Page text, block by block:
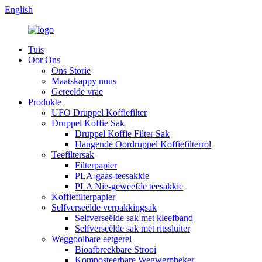
English
Tuis
Oor Ons
Ons Storie
Maatskappy nuus
Gereelde vrae
Produkte
UFO Druppel Koffiefilter
Druppel Koffie Sak
Druppel Koffie Filter Sak
Hangende Oordruppel Koffiefilterrol
Teefiltersak
Filterpapier
PLA-gaas-teesakkie
PLA Nie-geweefde teesakkie
Koffiefilterpapier
Selfverseëlde verpakkingsak
Selfverseëlde sak met kleefband
Selfverseëlde sak met ritssluiter
Weggooibare eetgerei
Bioafbreekbare Strooi
Komposteerbare Wegwerpbeker